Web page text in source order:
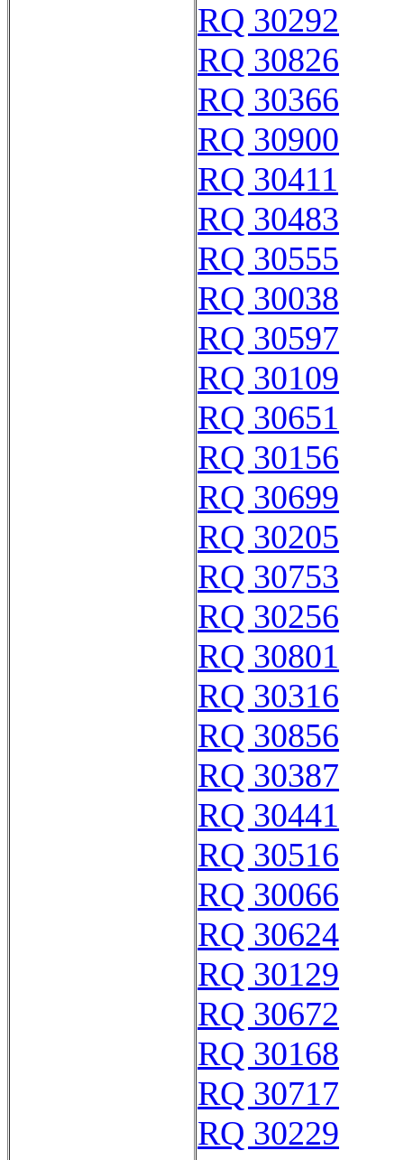
RQ 30292
RQ 30826
RQ 30366
RQ 30900
RQ 30411
RQ 30483
RQ 30555
RQ 30038
RQ 30597
RQ 30109
RQ 30651
RQ 30156
RQ 30699
RQ 30205
RQ 30753
RQ 30256
RQ 30801
RQ 30316
RQ 30856
RQ 30387
RQ 30441
RQ 30516
RQ 30066
RQ 30624
RQ 30129
RQ 30672
RQ 30168
RQ 30717
RQ 30229